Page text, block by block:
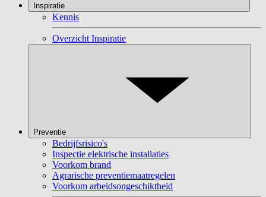
Inspiratie
Kennis
Overzicht Inspiratie
Preventie
Bedrijfsrisico's
Inspectie elektrische installaties
Voorkom brand
Agrarische preventiemaatregelen
Voorkom arbeidsongeschiktheid